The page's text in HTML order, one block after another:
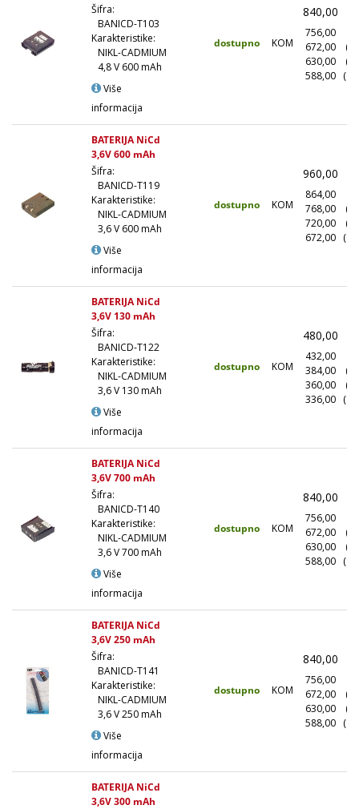
Šifra:
BANICD-T103
Karakteristike:
NIKL-CADMIUM
4,8 V 600 mAh
Više
informacija
dostupno KOM
840,00
756,00
672,00
630,00
588,00
BATERIJA NiCd
3,6V 600 mAh
Šifra:
BANICD-T119
Karakteristike:
NIKL-CADMIUM
3,6 V 600 mAh
Više
informacija
dostupno KOM
960,00
864,00
768,00
720,00
672,00
BATERIJA NiCd
3,6V 130 mAh
Šifra:
BANICD-T122
Karakteristike:
NIKL-CADMIUM
3,6 V 130 mAh
Više
informacija
dostupno KOM
480,00
432,00
384,00
360,00
336,00
BATERIJA NiCd
3,6V 700 mAh
Šifra:
BANICD-T140
Karakteristike:
NIKL-CADMIUM
3,6 V 700 mAh
Više
informacija
dostupno KOM
840,00
756,00
672,00
630,00
588,00
BATERIJA NiCd
3,6V 250 mAh
Šifra:
BANICD-T141
Karakteristike:
NIKL-CADMIUM
3,6 V 250 mAh
Više
informacija
dostupno KOM
840,00
756,00
672,00
630,00
588,00
BATERIJA NiCd
3,6V 300 mAh